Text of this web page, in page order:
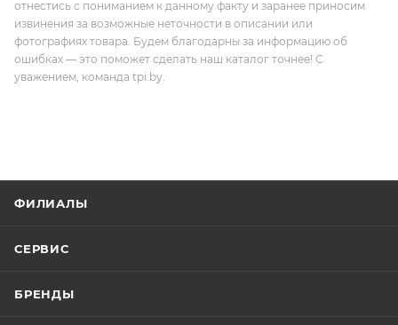
отнестись с пониманием к данному факту и заранее приносим
извинения за возможные неточности в описании или
фотографиях товара. Будем благодарны за информацию об
ошибках — это поможет сделать наш каталог точнее! С
уважением, команда tpi.by.
ФИЛИАЛЫ
СЕРВИС
БРЕНДЫ